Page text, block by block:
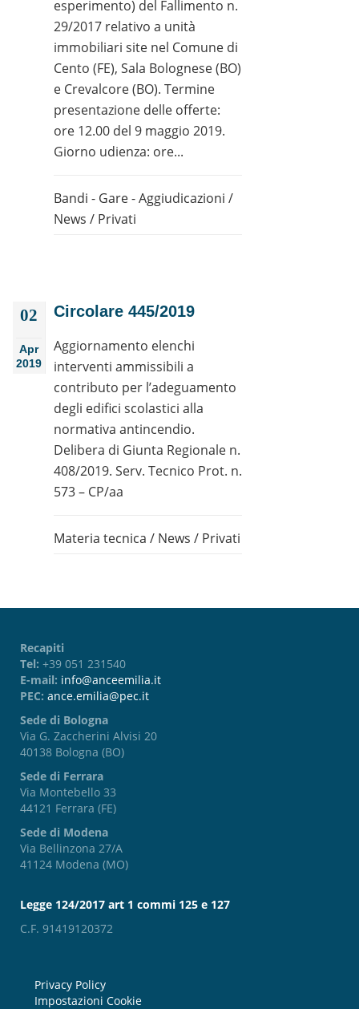
esperimento) del Fallimento n.
29/2017 relativo a unità
immobiliari site nel Comune di
Cento (FE), Sala Bolognese (BO)
e Crevalcore (BO). Termine
presentazione delle offerte:
ore 12.00 del 9 maggio 2019.
Giorno udienza: ore...
Bandi - Gare - Aggiudicazioni /
News / Privati
02
Apr
2019
Circolare 445/2019
Aggiornamento elenchi
interventi ammissibili a
contributo per l’adeguamento
degli edifici scolastici alla
normativa antincendio.
Delibera di Giunta Regionale n.
408/2019. Serv. Tecnico Prot. n.
573 – CP/aa
Materia tecnica / News / Privati
Recapiti
Tel: +39 051 231540
E-mail: info@anceemilia.it
PEC: ance.emilia@pec.it
Sede di Bologna
Via G. Zaccherini Alvisi 20
40138 Bologna (BO)
Sede di Ferrara
Via Montebello 33
44121 Ferrara (FE)
Sede di Modena
Via Bellinzona 27/A
41124 Modena (MO)
Legge 124/2017 art 1 commi 125 e 127
C.F. 91419120372
Privacy Policy
Impostazioni Cookie